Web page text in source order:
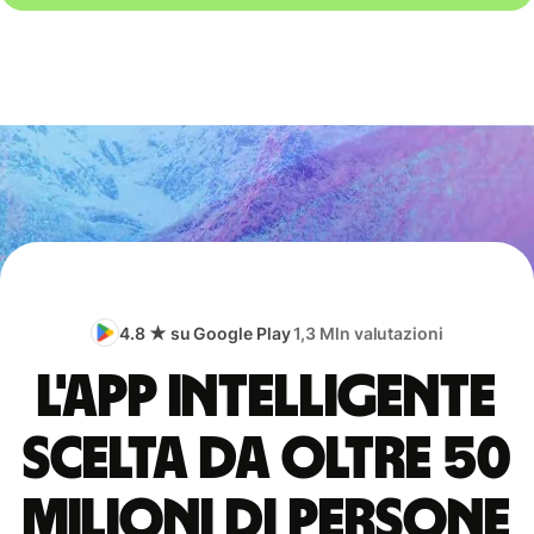
4.8 ★ su Google Play1,3 Mln valutazioni
L'app intelligente
scelta da oltre 50
milioni di persone